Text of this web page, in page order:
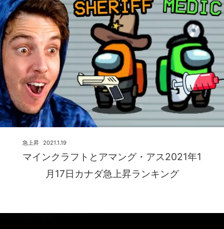
マインクラフトとアマング・アス2021年1
月17日カナダ急上昇ランキング
2021.1.19
急上昇